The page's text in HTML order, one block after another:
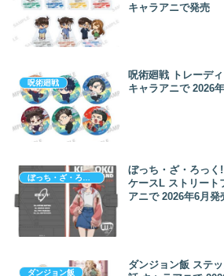
キャラアニで発売
呪術廻戦
呪術廻戦 トレーデ
キャラアニで 2026
ぼっち・ざ・ろっく!
ぼっち・ざ・ろっ
ケースL ストリート
アニで 2026年6月発
ダンジョン飯
ダンジョン飯 ステ